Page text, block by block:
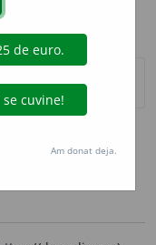
Am donat deja.